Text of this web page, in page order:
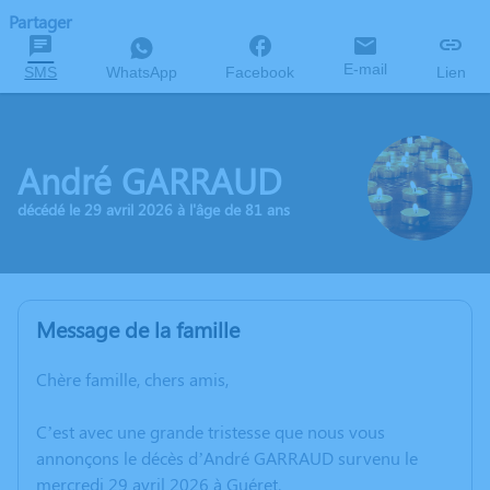
Partager
SMS WhatsApp Facebook E-mail Lien
André GARRAUD
décédé le 29 avril 2026 à l'âge de 81 ans
Message de la famille
Chère famille, chers amis,
C’est avec une grande tristesse que nous vous
annonçons le décès d’André GARRAUD survenu le
mercredi 29 avril 2026 à Guéret.